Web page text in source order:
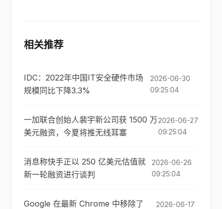
相关推荐
IDC：2022年中国IT安全硬件市场
规模同比下降3.3%
2026-06-30
09:25:04
一加联合创始人裴宇新公司获 1500 万
美元融资，今夏将推无线耳塞
2026-06-27
09:25:04
消息称快手正以 250 亿美元估值就
新一轮融资进行谈判
2026-06-26
09:25:04
Google 在最新 Chrome 中移除了
2026-06-17